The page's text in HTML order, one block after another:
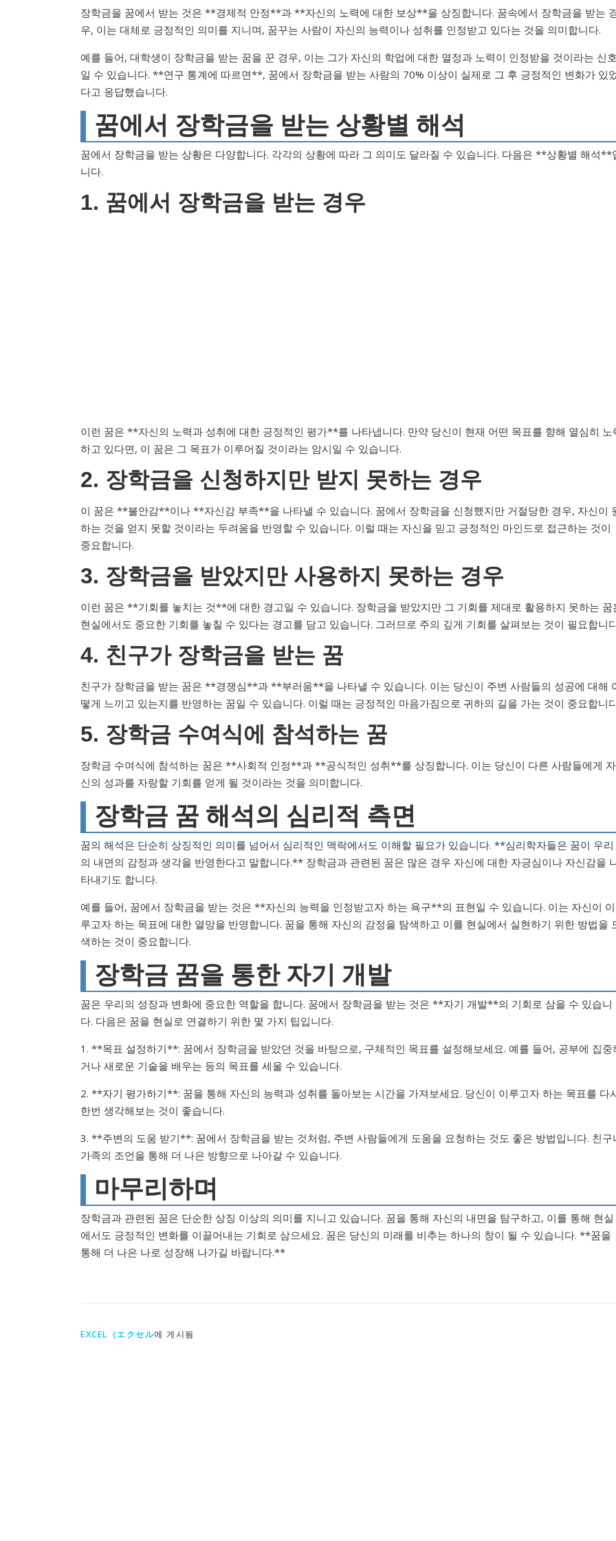
장학금을 꿈에서 받는 것은 **경제적 안정**과 **자신의 노력에 대한 보상**을 상징합니다. 꿈속에서 장학금을 받는
우, 이는 대체로 긍정적인 의미를 지니며, 꿈꾸는 사람이 자신의 능력이나 성취를 인정받고 있다는 것을 의미합니다.
예를 들어, 대학생이 장학금을 받는 꿈을 꾼 경우, 이는 그가 자신의 학업에 대한 열정과 노력이 인정받을 것이라는 신호
일 수 있습니다. **연구 통계에 따르면**, 꿈에서 장학금을 받는 사람의 70% 이상이 실제로 그 후 긍정적인 변화가 있
다고 응답했습니다.
꿈에서 장학금을 받는 상황별 해석
꿈에서 장학금을 받는 상황은 다양합니다. 각각의 상황에 따라 그 의미도 달라질 수 있습니다. 다음은 **상황별 해석**
니다.
1. 꿈에서 장학금을 받는 경우
이런 꿈은 **자신의 노력과 성취에 대한 긍정적인 평가**를 나타냅니다. 만약 당신이 현재 어떤 목표를 향해 열심히 노
하고 있다면, 이 꿈은 그 목표가 이루어질 것이라는 암시일 수 있습니다.
2. 장학금을 신청하지만 받지 못하는 경우
이 꿈은 **불안감**이나 **자신감 부족**을 나타낼 수 있습니다. 꿈에서 장학금을 신청했지만 거절당한 경우, 자신이
하는 것을 얻지 못할 것이라는 두려움을 반영할 수 있습니다. 이럴 때는 자신을 믿고 긍정적인 마인드로 접근하는 것이
중요합니다.
3. 장학금을 받았지만 사용하지 못하는 경우
이런 꿈은 **기회를 놓치는 것**에 대한 경고일 수 있습니다. 장학금을 받았지만 그 기회를 제대로 활용하지 못하는 꿈
현실에서도 중요한 기회를 놓칠 수 있다는 경고를 담고 있습니다. 그러므로 주의 깊게 기회를 살펴보는 것이 필요합니
4. 친구가 장학금을 받는 꿈
친구가 장학금을 받는 꿈은 **경쟁심**과 **부러움**을 나타낼 수 있습니다. 이는 당신이 주변 사람들의 성공에 대해
떻게 느끼고 있는지를 반영하는 꿈일 수 있습니다. 이럴 때는 긍정적인 마음가짐으로 귀하의 길을 가는 것이 중요합니
5. 장학금 수여식에 참석하는 꿈
장학금 수여식에 참석하는 꿈은 **사회적 인정**과 **공식적인 성취**를 상징합니다. 이는 당신이 다른 사람들에게 자
신의 성과를 자랑할 기회를 얻게 될 것이라는 것을 의미합니다.
장학금 꿈 해석의 심리적 측면
꿈의 해석은 단순히 상징적인 의미를 넘어서 심리적인 맥락에서도 이해할 필요가 있습니다. **심리학자들은 꿈이 우리
의 내면의 감정과 생각을 반영한다고 말합니다.** 장학금과 관련된 꿈은 많은 경우 자신에 대한 자긍심이나 자신감을
타내기도 합니다.
예를 들어, 꿈에서 장학금을 받는 것은 **자신의 능력을 인정받고자 하는 욕구**의 표현일 수 있습니다. 이는 자신이 이
루고자 하는 목표에 대한 열망을 반영합니다. 꿈을 통해 자신의 감정을 탐색하고 이를 현실에서 실현하기 위한 방법을
색하는 것이 중요합니다.
장학금 꿈을 통한 자기 개발
꿈은 우리의 성장과 변화에 중요한 역할을 합니다. 꿈에서 장학금을 받는 것은 **자기 개발**의 기회로 삼을 수 있습니
다. 다음은 꿈을 현실로 연결하기 위한 몇 가지 팁입니다.
1. **목표 설정하기**: 꿈에서 장학금을 받았던 것을 바탕으로, 구체적인 목표를 설정해보세요. 예를 들어, 공부에 집중
거나 새로운 기술을 배우는 등의 목표를 세울 수 있습니다.
2. **자기 평가하기**: 꿈을 통해 자신의 능력과 성취를 돌아보는 시간을 가져보세요. 당신이 이루고자 하는 목표를 다
한번 생각해보는 것이 좋습니다.
3. **주변의 도움 받기**: 꿈에서 장학금을 받는 것처럼, 주변 사람들에게 도움을 요청하는 것도 좋은 방법입니다. 친구
가족의 조언을 통해 더 나은 방향으로 나아갈 수 있습니다.
마무리하며
장학금과 관련된 꿈은 단순한 상징 이상의 의미를 지니고 있습니다. 꿈을 통해 자신의 내면을 탐구하고, 이를 통해 현실
에서도 긍정적인 변화를 이끌어내는 기회로 삼으세요. 꿈은 당신의 미래를 비추는 하나의 창이 될 수 있습니다. **꿈을
통해 더 나은 나로 성장해 나가길 바랍니다.**
EXCEL（エクセル에 게시됨